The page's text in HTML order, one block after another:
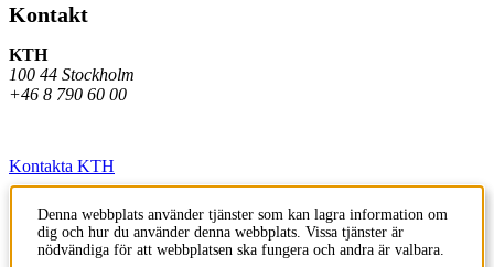
Kontakt
KTH
100 44 Stockholm
+46 8 790 60 00
Kontakta KTH
Jobba på KTH
Press och media
Denna webbplats använder tjänster som kan lagra information om
dig och hur du använder denna webbplats. Vissa tjänster är
nödvändiga för att webbplatsen ska fungera och andra är valbara.